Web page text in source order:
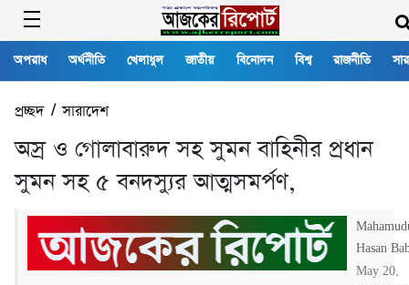
অপরাধ অর্থনীতি খেলাধুল জাতীয় বিনোদন বিশ্ব রাজনীতি
প্রচ্ছদ/সারাদেশ
অস্র ও গোলাবারুদ সহ সুমন বাহিনীর প্রধান
সুমন সহ ৫ বনদস্যুর আত্মসমর্পণ,
Hasan
May 20,